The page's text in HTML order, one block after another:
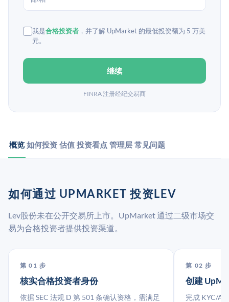
我是合格投资者 ，并了解 UpMarket 的最低投资额为 5 万美
元。
继续
FINRA 注册经纪交易商
概览 如何投资 估值 投资看点 管理层 常见问题
如何通过 UPMARKET 投资LEV
Lev股份未在公开交易所上市。UpMarket 通过二级市场交
易为合格投资者提供投资渠道。
第 01 步
核实合格投资者身份
依据 SEC 法规 D 第 501 条确认资格，需满足
第 02 步
创建
完成 KYC/